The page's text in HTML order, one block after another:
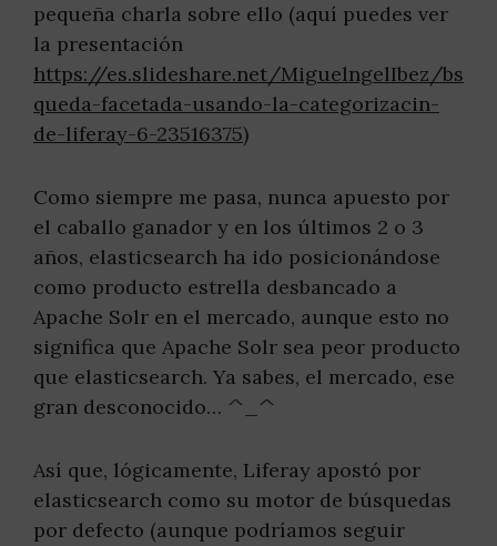
pequeña charla sobre ello (aquí puedes ver
la presentación
https://es.slideshare.net/MiguelngelIbez/bs
queda-facetada-usando-la-categorizacin-
de-liferay-6-23516375)
Como siempre me pasa, nunca apuesto por
el caballo ganador y en los últimos 2 o 3
años, elasticsearch ha ido posicionándose
como producto estrella desbancado a
Apache Solr en el mercado, aunque esto no
significa que Apache Solr sea peor producto
que elasticsearch. Ya sabes, el mercado, ese
gran desconocido… ^_^
Así que, lógicamente, Liferay apostó por
elasticsearch como su motor de búsquedas
por defecto (aunque podríamos seguir